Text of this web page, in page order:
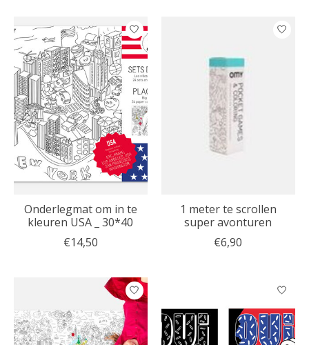
Onderlegmat om in te
kleuren USA _ 30*40
€14,50
1 meter te scrollen
super avonturen
€6,90